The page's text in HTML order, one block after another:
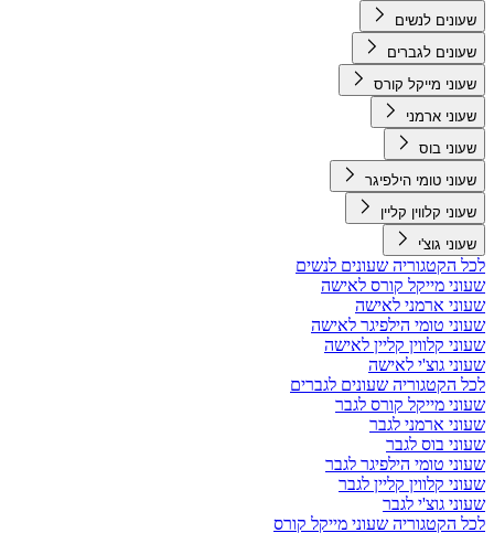
שעונים לנשים
שעונים לגברים
שעוני מייקל קורס
שעוני ארמני
שעוני בוס
שעוני טומי הילפיגר
שעוני קלווין קליין
שעוני גוצ'י
לכל הקטגוריה שעונים לנשים
שעוני מייקל קורס לאישה
שעוני ארמני לאישה
שעוני טומי הילפיגר לאישה
שעוני קלווין קליין לאישה
שעוני גוצ'י לאישה
לכל הקטגוריה שעונים לגברים
שעוני מייקל קורס לגבר
שעוני ארמני לגבר
שעוני בוס לגבר
שעוני טומי הילפיגר לגבר
שעוני קלווין קליין לגבר
שעוני גוצ'י לגבר
לכל הקטגוריה שעוני מייקל קורס